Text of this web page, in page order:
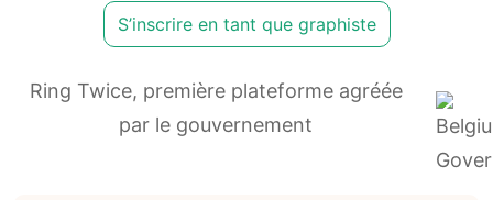
S’inscrire en tant que graphiste
Ring Twice, première plateforme agréée
par le gouvernement